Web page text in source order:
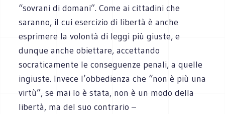
“sovrani di domani”. Come ai cittadini che
saranno, il cui esercizio di libertà è anche
esprimere la volontà di leggi più giuste, e
dunque anche obiettare, accettando
socraticamente le conseguenze penali, a quelle
ingiuste. Invece l’obbedienza che “non è più una
virtù”, se mai lo è stata, non è un modo della
libertà, ma del suo contrario –